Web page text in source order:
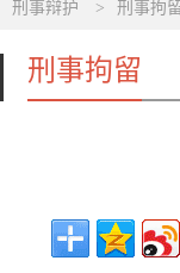
刑事辩护 > 刑事拘
刑事拘留